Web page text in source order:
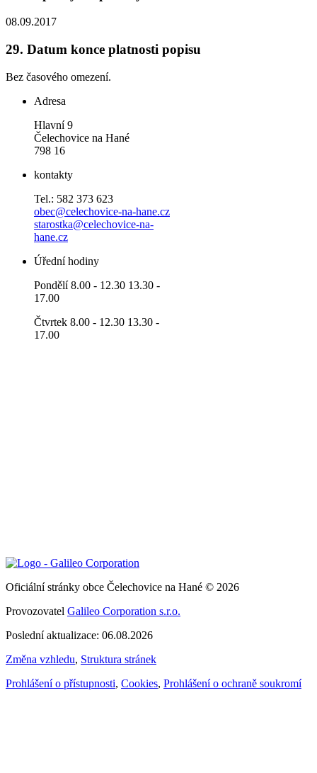
08.09.2017
29. Datum konce platnosti popisu
Bez časového omezení.
Adresa
Hlavní 9
Čelechovice na Hané
798 16
kontakty
Tel.: 582 373 623
obec@celechovice-na-hane.cz
starostka@celechovice-na-
hane.cz
Úřední hodiny
Pondělí 8.00 - 12.30 13.30 -
17.00
Čtvrtek 8.00 - 12.30 13.30 -
17.00
Oficiální stránky obce Čelechovice na Hané © 2026
Provozovatel Galileo Corporation s.r.o.
Poslední aktualizace: 06.08.2026
Změna vzhledu, Struktura stránek
Prohlášení o přístupnosti, Cookies, Prohlášení o ochraně soukromí